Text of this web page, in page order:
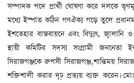
সম্পাদক পদে প্রার্থী ঘোষণা করে দলকে
মধ্যে ইস্পাত কঠিন গণঐক্য গড়ে তুলে
ইশতেহার বাস্তবায়নে এবং বিদ্যুৎ, জ্বালানি
স্থায়ী কমিটির সদস্য সংগ্রামী
সিরাজগঞ্জকে রুপসী সিরাজগঞ্জ,শান্তিময়
শক্তিশালী করার দৃঢ় প্রত্যয় ব্যক্ত করেন।